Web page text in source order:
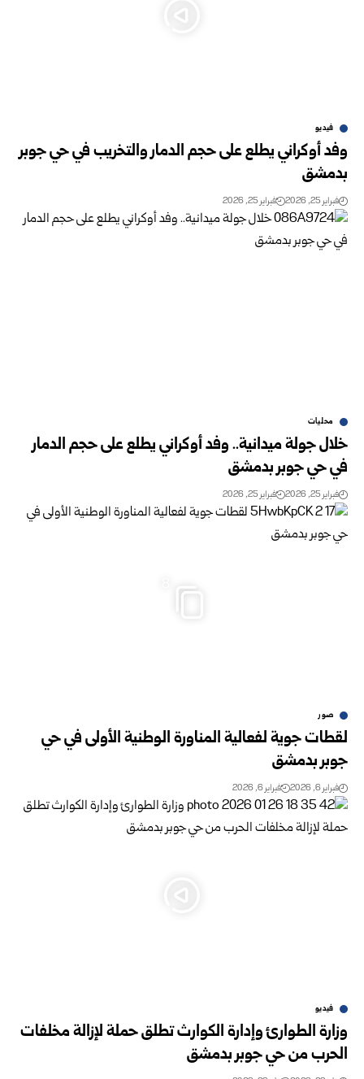
فيديو
وفد أوكراني يطلع على حجم الدمار والتخريب في حي جوبر
بدمشق
فبراير 25, 2026 فبراير 25, 2026
محليات
خلال جولة ميدانية.. وفد أوكراني يطلع على حجم الدمار
في حي جوبر بدمشق
فبراير 25, 2026 فبراير 25, 2026
صور
لقطات جوية لفعالية المناورة الوطنية الأولى في حي
جوبر بدمشق
فبراير 6, 2026 فبراير 6, 2026
فيديو
وزارة الطوارئ وإدارة الكوارث تطلق حملة لإزالة مخلفات
الحرب من حي جوبر بدمشق